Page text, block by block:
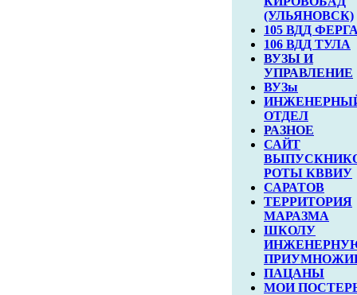
(УЛЬЯНОВСК)
105 ВДД
106 ВДД ТУЛА
ВУЗЫ И
УПРАВЛЕНИЕ
ВУЗы
ОТДЕЛ
РАЗНОЕ
САЙТ
РОТЫ КВВИУ
САРАТОВ
ТЕРРИТОРИЯ
МАРАЗМА
ШКОЛУ
ПАЦАНЫ
МОИ